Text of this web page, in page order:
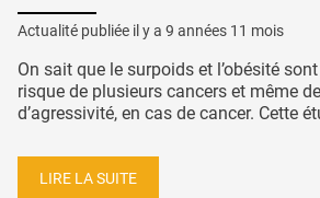
Actualité publiée il y a 9 années 11 mois
On sait que le surpoids et l’obésité
risque de plusieurs cancers et même
d’agressivité, en cas de cancer. Cette
LIRE LA SUITE